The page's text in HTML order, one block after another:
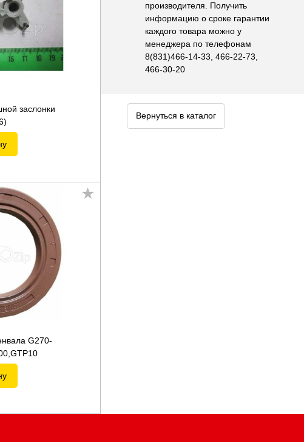
производителя. Получить
информацию о сроке гарантии
каждого товара можно у
менеджера по телефонам
8(831)466-14-33, 466-22-73,
466-30-20
Вернуться в каталог
заслонки
G270-